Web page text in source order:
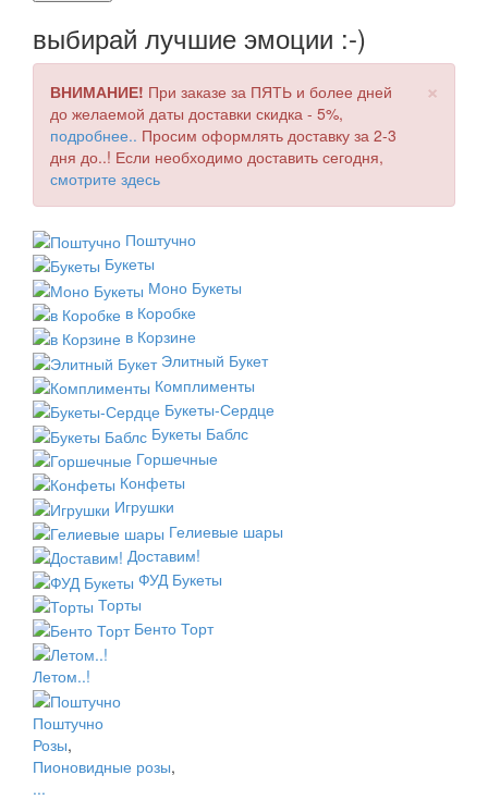
выбирай лучшие эмоции :-)
×
ВНИМАНИЕ! При заказе за ПЯТЬ и более дней
до желаемой даты доставки скидка - 5%,
подробнее.. Просим оформлять доставку за 2-3
дня до..! Если необходимо доставить сегодня,
смотрите здесь
Поштучно
Букеты
Моно Букеты
в Коробке
в Корзине
Элитный Букет
Комплименты
Букеты-Сердце
Букеты Баблс
Горшечные
Конфеты
Игрушки
Гелиевые шары
Доставим!
ФУД Букеты
Торты
Бенто Торт
Летом..!
Поштучно
Розы,
Пионовидные розы,
...